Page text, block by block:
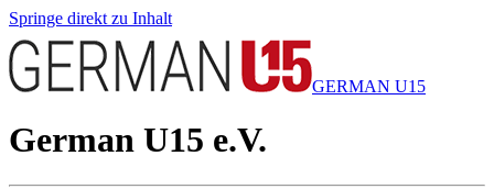
Springe direkt zu Inhalt
GERMAN U15
German U15 e.V.